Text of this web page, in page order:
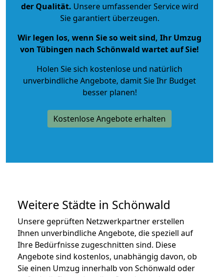
der Qualität. Unsere umfassender Service wird
Sie garantiert überzeugen.
Wir legen los, wenn Sie so weit sind, Ihr Umzug
von Tübingen nach Schönwald wartet auf Sie!
Holen Sie sich kostenlose und natürlich
unverbindliche Angebote, damit Sie Ihr Budget
besser planen!
Kostenlose Angebote erhalten
Weitere Städte in Schönwald
Unsere geprüften Netzwerkpartner erstellen
Ihnen unverbindliche Angebote, die speziell auf
Ihre Bedürfnisse zugeschnitten sind. Diese
Angebote sind kostenlos, unabhängig davon, ob
Sie einen Umzug innerhalb von Schönwald oder